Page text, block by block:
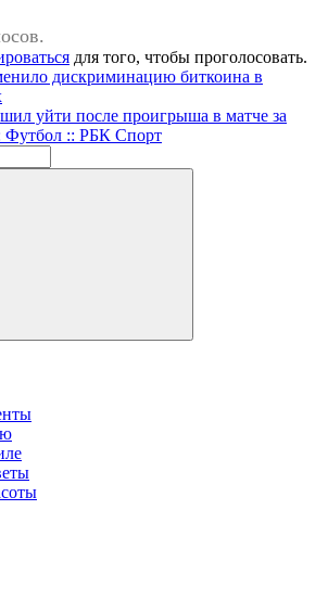
для того, чтобы проголосовать.
дискриминацию биткоина в
уйти после проигрыша в матче за
:: РБК Спорт
Поиск